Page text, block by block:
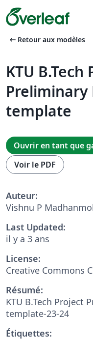
arrow_left_alt Retour aux modèles
KTU B.Tech
Preliminary
template
Ouvrir en tant que
Voir le PDF
Auteur:
Vishnu P
Last Updated:
il y a 3 ans
License:
Creative Commons
Résumé:
KTU B.Tech Project
template-23-24
Étiquettes: